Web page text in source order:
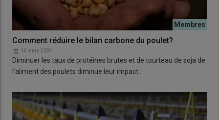
Comment réduire le bilan carbone du poulet?
15 mars 2024
Diminuer les taux de protéines brutes et de tourteau de soja de
l’aliment des poulets diminue leur impact…